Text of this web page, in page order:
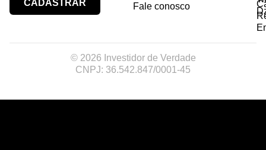
CADASTRAR
Fale conosco
© 2026 Investidor de Verdade
CNPJ: 36.542.847/0001-45